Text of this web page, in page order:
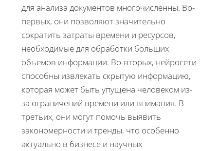
для анализа документов многочисленны. Во-
первых, они позволяют значительно
сократить затраты времени и ресурсов,
необходимые для обработки больших
объемов информации. Во-вторых, нейросети
способны извлекать скрытую информацию,
которая может быть упущена человеком из-
за ограничений времени или внимания. В-
третьих, они могут помочь выявить
закономерности и тренды, что особенно
актуально в бизнесе и научных